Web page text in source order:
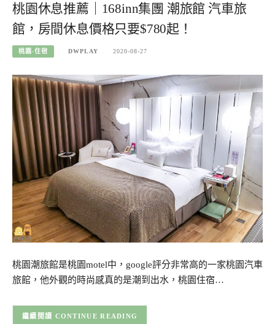
桃園休息推薦｜168inn集團 潮旅館 汽車旅
館，房間休息價格只要$780起！
桃園-住宿 DWPLAY 2020-08-27
桃園潮旅館是桃園motel中，google評分非常高的一家桃園汽車
旅館，他外觀的時尚感真的是潮到出水，桃園住宿…
CONTINUE READING